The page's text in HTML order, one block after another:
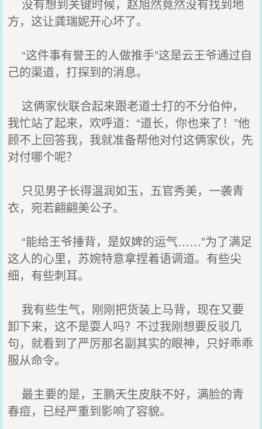
没有想到关键时候，赵旭然竟然没有找到地
方，这让龚瑞妮开心坏了。
“这件事有誉王的人做推手”这是云王爷通过自
己的渠道，打探到的消息。
这俩家伙联合起来跟老道士打的不分伯仲，
我忙站了起来，欢呼道：“道长，你也来了！”他
顾不上回答我，我就准备帮他对付这俩家伙，先
对付哪个呢？
只见男子长得温润如玉，五官秀美，一袭青
衣，宛若翩翩美公子。
“能给王爷捶背，是奴婢的运气……”为了满足
这人的心里，苏婉特意拿捏着语调道。有些尖
细，有些刺耳。
我有些生气，刚刚把货装上马背，现在又要
卸下来，这不是耍人吗？不过我刚想要反驳几
句，就看到了严厉那名副其实的眼神，只好乖乖
服从命令。
最主要的是，王鹏天生皮肤不好，满脸的青
春痘，已经严重到影响了容貌。